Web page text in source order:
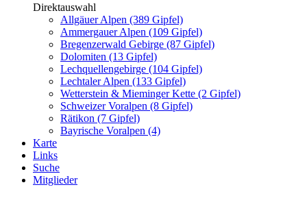
Direktauswahl
Allgäuer Alpen (389 Gipfel)
Ammergauer Alpen (109 Gipfel)
Bregenzerwald Gebirge (87 Gipfel)
Dolomiten (13 Gipfel)
Lechquellengebirge (104 Gipfel)
Lechtaler Alpen (133 Gipfel)
Wetterstein & Mieminger Kette (2 Gipfel)
Schweizer Voralpen (8 Gipfel)
Rätikon (7 Gipfel)
Bayrische Voralpen (4)
Karte
Links
Suche
Mitglieder